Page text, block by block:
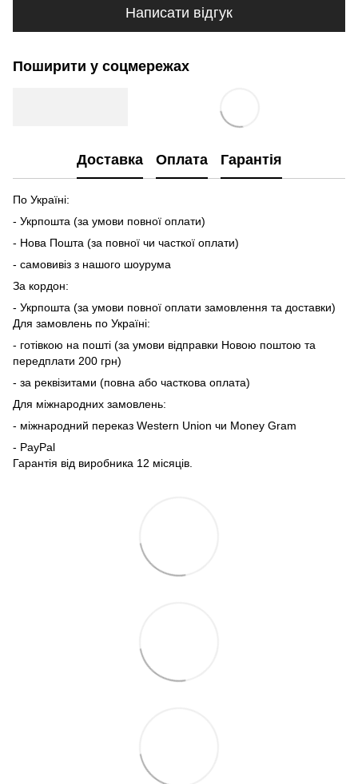
Написати відгук
Поширити у соцмережах
Доставка Оплата Гарантія
По Україні:
- Укрпошта (за умови повної оплати)
- Нова Пошта (за повної чи часткої оплати)
- самовивіз з нашого шоурума
За кордон:
- Укрпошта (за умови повної оплати замовлення та доставки)
Для замовлень по Україні:
- готівкою на пошті (за умови відправки Новою поштою та
передплати 200 грн)
- за реквізитами (повна або часткова оплата)
Для міжнародних замовлень:
- міжнародний переказ Western Union чи Money Gram
- PayPal
Гарантія від виробника 12 місяців.